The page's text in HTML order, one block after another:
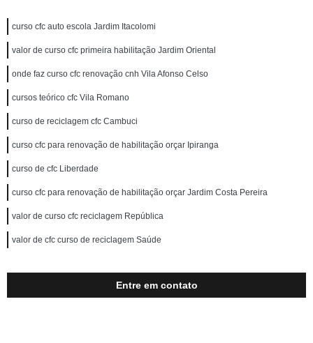
curso cfc auto escola Jardim Itacolomi
valor de curso cfc primeira habilitação Jardim Oriental
onde faz curso cfc renovação cnh Vila Afonso Celso
cursos teórico cfc Vila Romano
curso de reciclagem cfc Cambuci
curso cfc para renovação de habilitação orçar Ipiranga
curso de cfc Liberdade
curso cfc para renovação de habilitação orçar Jardim Costa Pereira
valor de curso cfc reciclagem República
valor de cfc curso de reciclagem Saúde
Entre em contato